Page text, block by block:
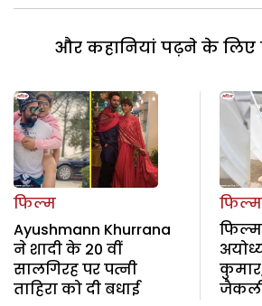
और कहानियां पढ़ने के लिए
फिल्म
Ayushmann Khurrana
ने शादी के 20 वीं
सालगिरह पर पत्नी
ताहिरा को दी बधाई
फिल्म
फिल्म